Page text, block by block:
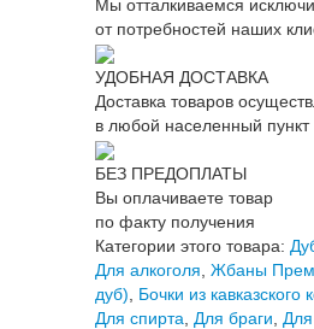
Мы отталкиваемся
от потребностей наших
УДОБНАЯ ДОСТАВКА
Доставка товаров
в любой населенный
БЕЗ ПРЕДОПЛАТЫ
Вы оплачиваете товар
по факту получения
Категории этого товара:
Для алкоголя Жбаны
дуб)
Бочки из кавказского
Для спирта
Для браги